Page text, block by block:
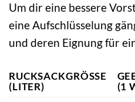
Um dir eine bessere
eine Aufschlüsselung
und deren Eignung für
RUCKSACKGRÖSSE (
LITER)
(1